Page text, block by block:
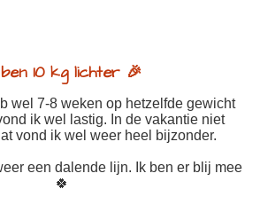
10 kg lichter 🎉
wel 7-8 weken op hetzelfde gewicht
ik wel lastig. In de vakantie niet
vond ik wel weer heel bijzonder.
een dalende lijn. Ik ben er blij mee
🍀